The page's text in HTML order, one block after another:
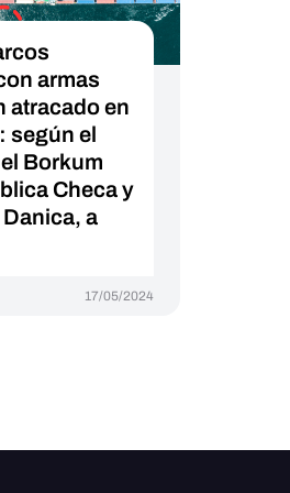
armas
atracado en
según el
Borkum
Checa y
a
17/05/2024